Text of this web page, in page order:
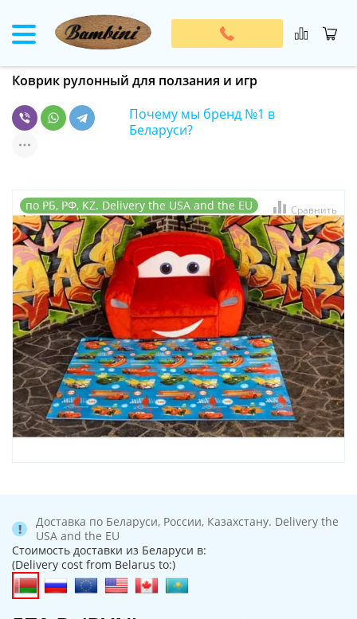
Коврик рулонный для ползания и игр
Почему мы бренд №1 в
Беларуси?
по РБ, РФ, KZ. Delivery the USA and the EU Сравнить
Доставка по Беларуси, России, Казахстану. Delivery the
USA and the EU
Стоимость доставки из Беларуси в:
(Delivery cost from Belarus to:)